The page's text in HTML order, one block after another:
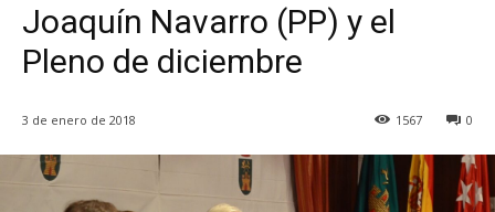
Joaquín Navarro (PP) y el
Pleno de diciembre
3 de enero de 2018 0
1567